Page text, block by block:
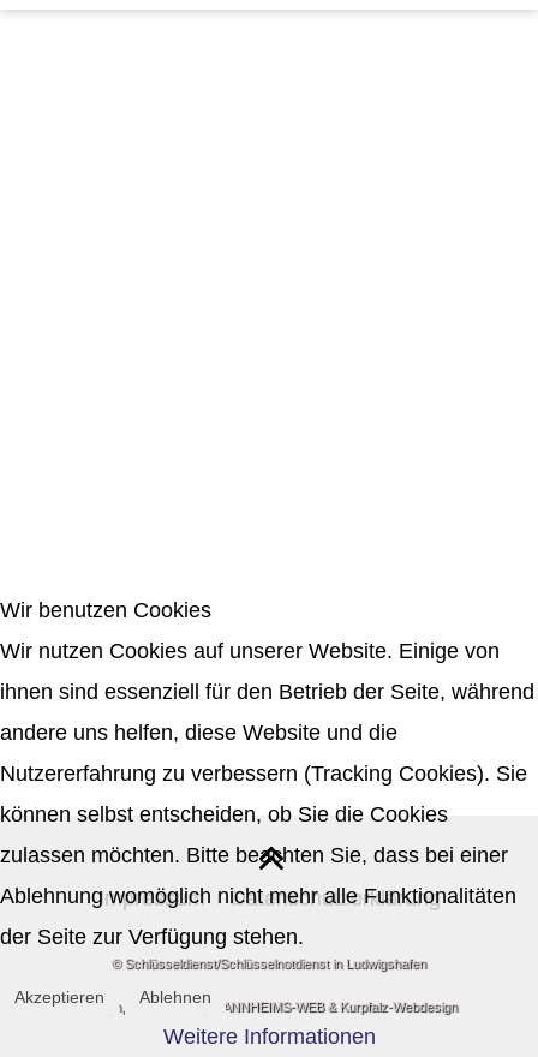
Impressum Datenschutzerklärung
© Schlüsseldienst/Schlüsselnotdienst in Ludwigshafen
Design, SEO, Hosting MANNHEIMS-WEB& Kurpfalz-Webdesign
Wir benutzen Cookies
Wir nutzen Cookies auf unserer Website. Einige von
ihnen sind essenziell für den Betrieb der Seite, während
andere uns helfen, diese Website und die
Nutzererfahrung zu verbessern (Tracking Cookies). Sie
können selbst entscheiden, ob Sie die Cookies
zulassen möchten. Bitte beachten Sie, dass bei einer
Ablehnung womöglich nicht mehr alle Funktionalitäten
der Seite zur Verfügung stehen.
Akzeptieren Ablehnen
Weitere Informationen